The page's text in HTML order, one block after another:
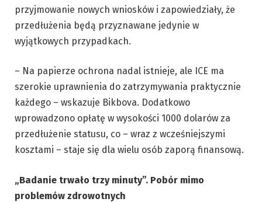
przyjmowanie nowych wniosków i zapowiedziały, że
przedłużenia będą przyznawane jedynie w
wyjątkowych przypadkach.
– Na papierze ochrona nadal istnieje, ale ICE ma
szerokie uprawnienia do zatrzymywania praktycznie
każdego – wskazuje Bikbova. Dodatkowo
wprowadzono opłatę w wysokości 1000 dolarów za
przedłużenie statusu, co – wraz z wcześniejszymi
kosztami – staje się dla wielu osób zaporą finansową.
„Badanie trwało trzy minuty”. Pobór mimo
problemów zdrowotnych